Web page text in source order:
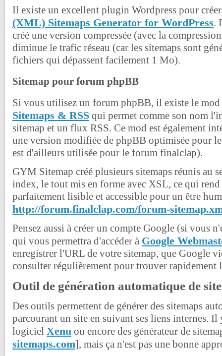
Il existe un excellent plugin Wordpress pour
(XML) Sitemaps Generator for WordPress.
créé une version compressée (avec la
diminue le trafic réseau (car les sitemaps sont
fichiers qui dépassent facilement 1 Mo).
Sitemap pour forum phpBB
Si vous utilisez un forum phpBB, il existe le mod
Sitemaps & RSS qui permet comme son nom
sitemap et un flux RSS. Ce mod est également
une version modifiée de phpBB optimisée pour
est d'ailleurs utilisée pour le forum finalclap).
GYM Sitemap créé plusieurs sitemaps réunis au
index, le tout mis en forme avec XSL, ce qui rend
parfaitement lisible et accessible pour un être
http://forum.finalclap.com/forum-
Pensez aussi à créer un compte Google (si vous
qui vous permettra d'accéder à Google
enregistrer l'URL de votre sitemap, que Google
consulter régulièrement pour trouver rapidement
Outil de génération automatique de
Des outils permettent de générer des sitemaps
parcourant un site en suivant ses liens internes. Il
logiciel Xenu ou encore des générateur de
sitemaps.com], mais ça n'est pas une bonne